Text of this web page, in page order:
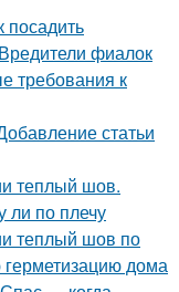
посадить
фиалок
требования к
статьи
теплый шов.
по плечу
теплый шов по
герметизацию дома